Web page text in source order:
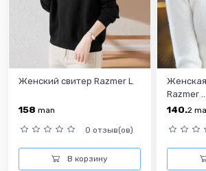
Женский свитер Razmer L
158 man
0 отзыв(ов)
В корзину
Razmer ...
140.2